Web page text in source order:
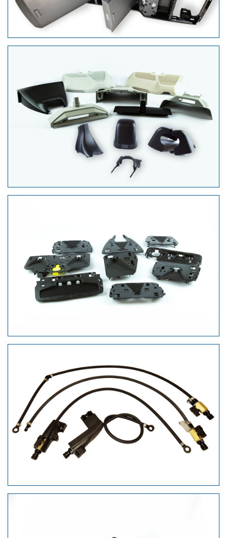
Verkleidung im Dachhimmel
Aufnahmen für
Fahrerassistenzsysteme
Wasseranschlüsse für
Trennschleifer